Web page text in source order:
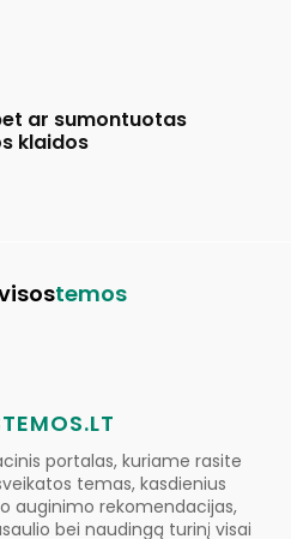
ar sumontuotas
klaidos
temos
portalas, kuriame rasite
temas, kasdienius
auginimo rekomendacijas,
bei naudingą turinį visai